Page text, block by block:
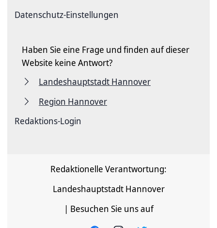
Datenschutz-Einstellungen
Haben Sie eine Frage und finden auf dieser
Website keine Antwort?
Landeshauptstadt Hannover
Region Hannover
Redaktions-Login
Redaktionelle Verantwortung:
Landeshauptstadt Hannover
| Besuchen Sie uns auf